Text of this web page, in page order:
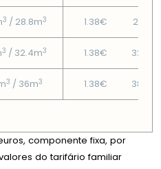
3 / 28.8m3 1.38€ 29.18€
3 / 32.4m3 1.38€
3 / 36m3 1.38€
componente fixa, por
do tarifário familiar